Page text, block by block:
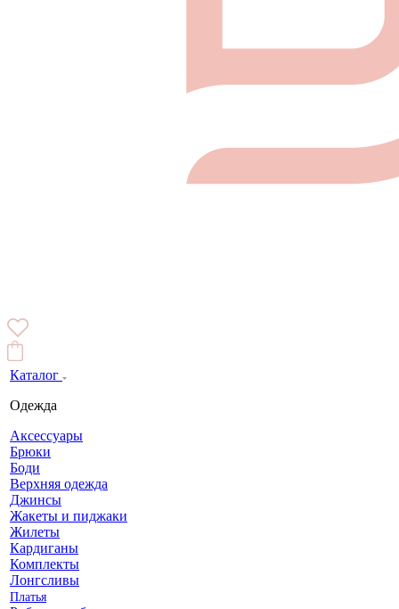
Каталог
Одежда
Аксессуары
Брюки
Боди
Верхняя одежда
Джинсы
Жакеты и пиджаки
Жилеты
Кардиганы
Комплекты
Лонгсливы
Платья